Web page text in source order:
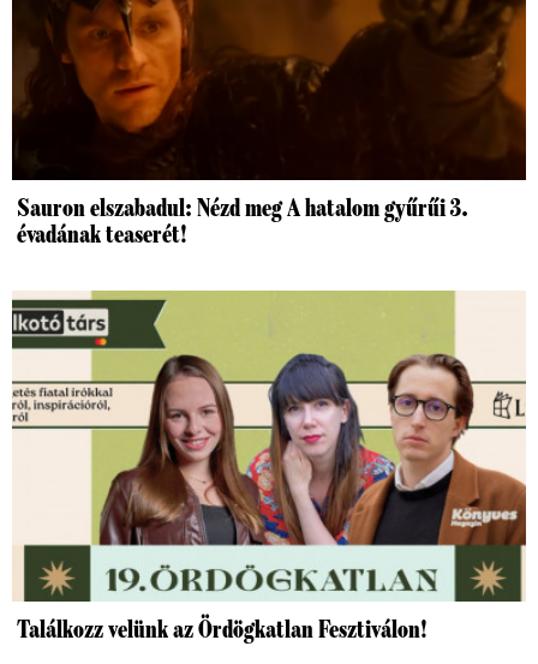
Sauron elszabadul: Nézd meg A hatalom gyűrűi 3.
évadának teaserét!
Találkozz velünk az Ördögkatlan Fesztiválon!